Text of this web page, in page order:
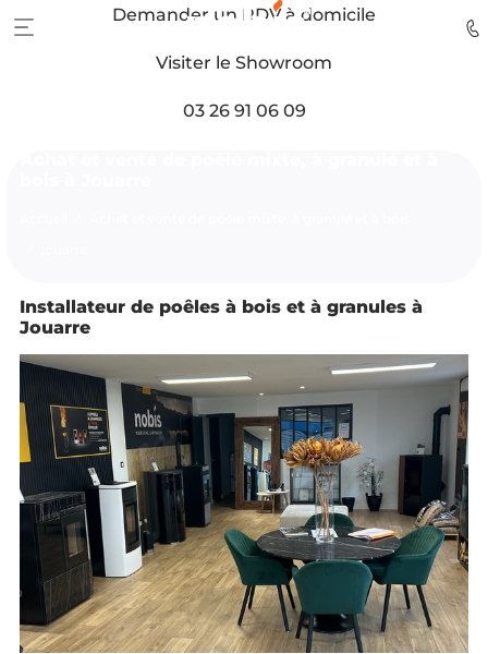
Demander un RDV à domicile
Visiter le Showroom
03 26 91 06 09
Installateur de poêles à bois et à granules à
Jouarre